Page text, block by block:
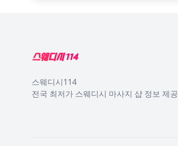
스웨디시114
전국 최저가 스웨디시 마사지 샵 정보 제공